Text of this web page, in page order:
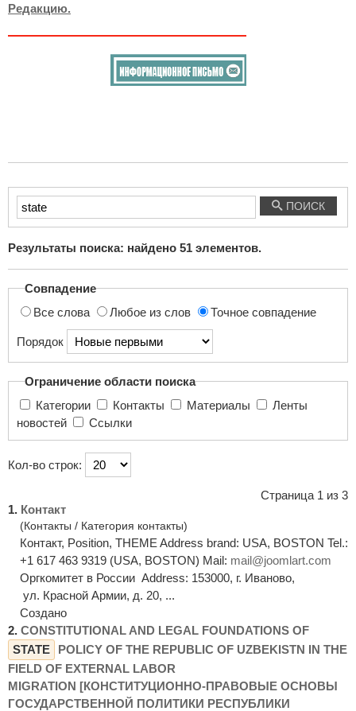
Редакцию.
Введите
текст
поиска...
ПОИСК
Результаты поиска: найдено 51 элементов.
Совпадение
Все слова
Любое из слов Точное совпадение
Порядок
Ограничение области поиска
Категории
Контакты Материалы
новостей
Ссылки
Кол-во строк:
Страница 1 из 3
1. Контакт
(Контакты / Категория контакты)
Контакт, Position, THEME Address brand: USA, BOSTON Tel.:
+1 617 463 9319 (USA, BOSTON) Mail: mail@joomlart.com
Оргкомитет в России Address: 153000, г. Иваново,
ул. Красной Армии, д. 20, ...
Создано
2. CONSTITUTIONAL AND LEGAL FOUNDATIONS OF
STATE
POLICY OF THE REPUBLIC OF UZBEKISTN IN THE
FIELD OF EXTERNAL LABOR
MIGRATION [КОНСТИТУЦИОННО-ПРАВОВЫЕ ОСНОВЫ
ГОСУДАРСТВЕННОЙ ПОЛИТИКИ РЕСПУБЛИКИ